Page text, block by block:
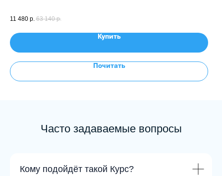
11 480 р. 63 140 р.
Купить
Почитать
Часто задаваемые вопросы
Кому подойдёт такой Курс?